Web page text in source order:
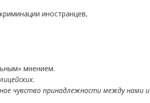
иностранцев,
мнением.
чувство принадлежности между нами и